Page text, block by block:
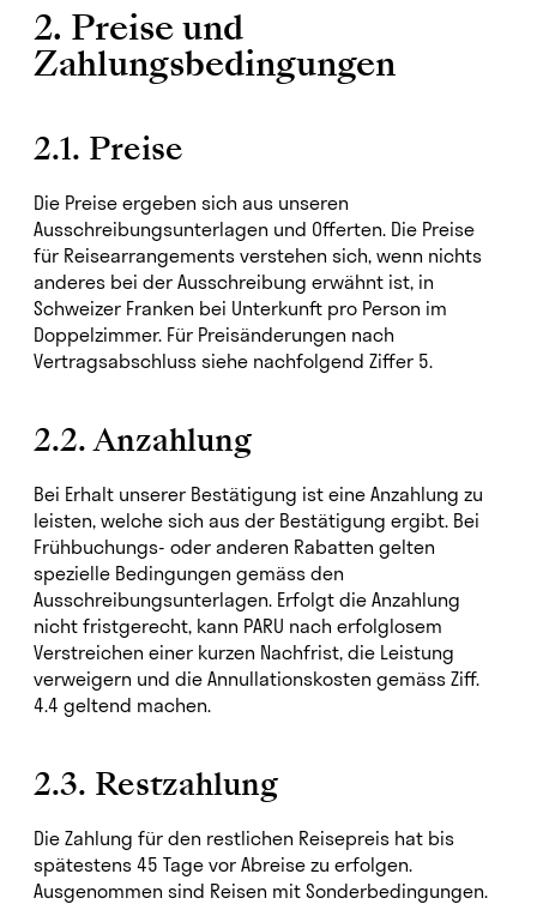
2. Preise und
Zahlungsbedingungen
2.1. Preise
Die Preise ergeben sich aus unseren
Ausschreibungsunterlagen und Offerten. Die Preise
für Reisearrangements verstehen sich, wenn nichts
anderes bei der Ausschreibung erwähnt ist, in
Schweizer Franken bei Unterkunft pro Person im
Doppelzimmer. Für Preisänderungen nach
Vertragsabschluss siehe nachfolgend Ziffer 5.
2.2. Anzahlung
Bei Erhalt unserer Bestätigung ist eine Anzahlung zu
leisten, welche sich aus der Bestätigung ergibt. Bei
Frühbuchungs- oder anderen Rabatten gelten
spezielle Bedingungen gemäss den
Ausschreibungsunterlagen. Erfolgt die Anzahlung
nicht fristgerecht, kann PARU nach erfolglosem
Verstreichen einer kurzen Nachfrist, die Leistung
verweigern und die Annullationskosten gemäss Ziff.
4.4 geltend machen.
2.3. Restzahlung
Die Zahlung für den restlichen Reisepreis hat bis
spätestens 45 Tage vor Abreise zu erfolgen.
Ausgenommen sind Reisen mit Sonderbedingungen.